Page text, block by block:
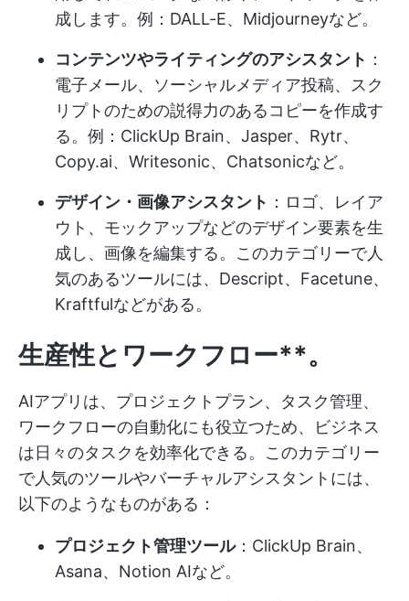
成します。例：DALL-E、Midjourneyなど。
コンテンツやライティングのアシスタント ：
電子メール、ソーシャルメディア投稿、スク
リプトのための説得力のあるコピーを作成す
る。例：ClickUp Brain、Jasper、Rytr、
Copy.ai、Writesonic、Chatsonicなど。
デザイン・画像アシスタント ：ロゴ、レイア
ウト、モックアップなどのデザイン要素を生
成し、画像を編集する。このカテゴリーで人
気のあるツールには、Descript、Facetune、
Kraftfulなどがある。
生産性とワークフロー**。
AIアプリは、プロジェクトプラン、タスク管理、
ワークフローの自動化にも役立つため、ビジネス
は日々のタスクを効率化できる。このカテゴリー
で人気のツールやバーチャルアシスタントには、
以下のようなものがある：
プロジェクト管理ツール：ClickUp Brain、
Asana、Notion AIなど。